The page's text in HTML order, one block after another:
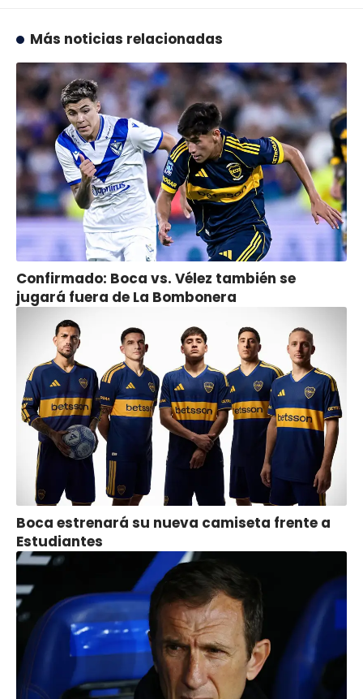
Más noticias relacionadas
Confirmado: Boca vs. Vélez también se
jugará fuera de La Bombonera
Boca estrenará su nueva camiseta frente a
Estudiantes